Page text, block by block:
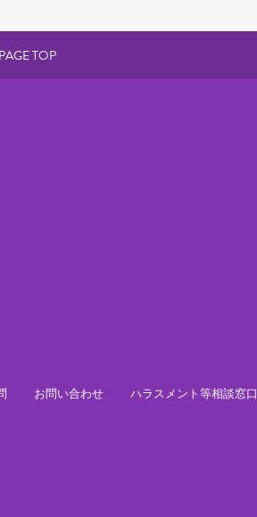
PAGE TOP
お問い合わせ ハラスメント等相談窓口